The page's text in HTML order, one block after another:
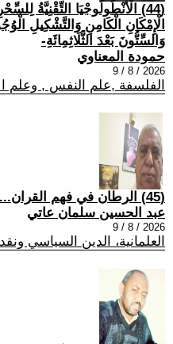
(44) الْأَنْطُولُوجْيَا التِّقْنِيَّةُ
الْإِمْكَانِ الْكَامِنِ وَالتَّشْكِيلِ
وَالسِّتُّونَ بَعْدَ الثَّلَاثِمِائَةِ-
حمودة المعناوي
2026 / 8 / 9
الفلسفة ,علم النفس , وعلم
(45) الرطان في فهم القران.....7
عبد الحسين سلمان عاتي
2026 / 8 / 9
العلمانية، الدين السياسي